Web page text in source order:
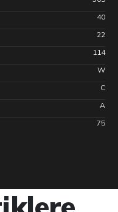
40
22
114
W
C
A
75